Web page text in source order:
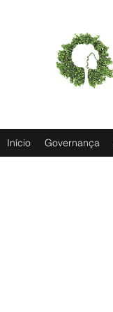
Início Governança